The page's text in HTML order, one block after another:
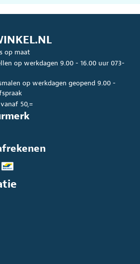
op maat
op werkdagen 9.00 - 16.00 uur 073-
op werkdagen geopend 9.00 -
50,=